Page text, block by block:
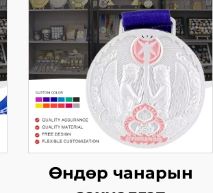
Өндөр чанарын